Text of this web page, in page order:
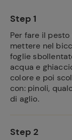
Step 1
Per fare il
mettere nel
foglie
acqua e
colore e poi
con: pinoli,
di aglio.
Step 2